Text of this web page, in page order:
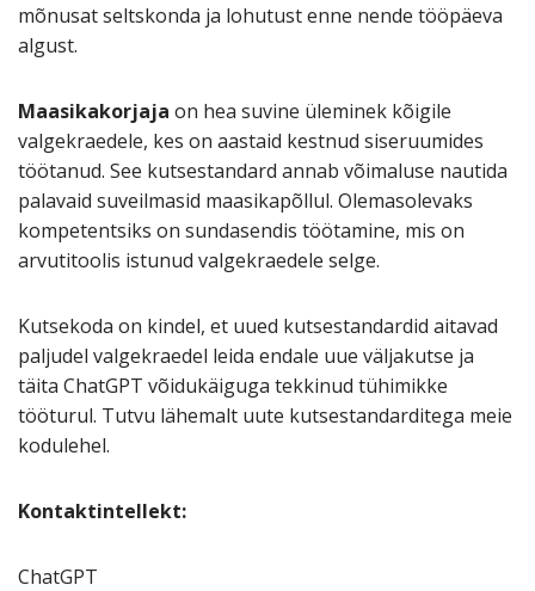
mõnusat seltskonda ja lohutust enne nende tööpäeva
algust.
Maasikakorjaja on hea suvine üleminek kõigile
valgekraedele, kes on aastaid kestnud siseruumides
töötanud. See kutsestandard annab võimaluse nautida
palavaid suveilmasid maasikapõllul. Olemasolevaks
kompetentsiks on sundasendis töötamine, mis on
arvutitoolis istunud valgekraedele selge.
Kutsekoda on kindel, et uued kutsestandardid aitavad
paljudel valgekraedel leida endale uue väljakutse ja
täita ChatGPT võidukäiguga tekkinud tühimikke
tööturul. Tutvu lähemalt uute kutsestandarditega meie
kodulehel.
Kontaktintellekt:
ChatGPT